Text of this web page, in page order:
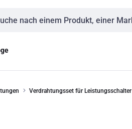
Verdrahtungsset für Leistungsschalter